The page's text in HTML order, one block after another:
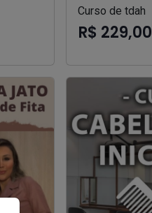
Curso de tdah
R$ 229,00